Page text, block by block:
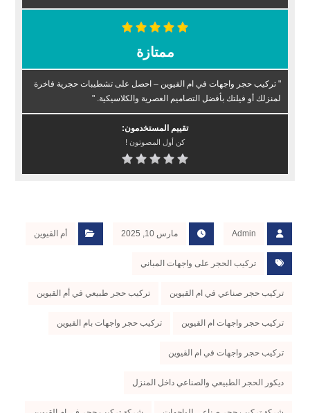
ممتازة
" تركيب حجر واجهات في ام القيوين – احصل على تشطيبات حجرية فاخرة
لمنزلك أو فيلتك بأفضل التصاميم العصرية والكلاسيكية. "
تقييم المستخدمون:
كن أول المصوتون !
Admin مارس 10, 2025 أم القيوين
تركيب الحجر على واجهات المباني
تركيب حجر صناعي في ام القيوين تركيب حجر طبيعي في أم القيوين
تركيب حجر واجهات ام القيوين تركيب حجر واجهات بام القيوين
تركيب حجر واجهات في ام القيوين
ديكور الحجر الطبيعي والصناعي داخل المنزل